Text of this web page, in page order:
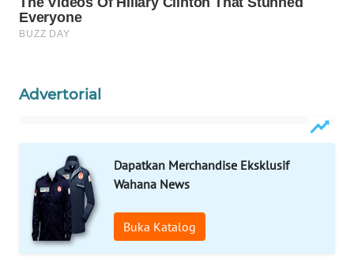
Advertorial
Dapatkan Merchandise Eksklusif
Wahana News
Buka Katalog
WAHANA
HEALTH
DESA
WAHANA
Wahana
Network